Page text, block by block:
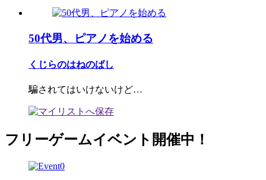
50代男、ピアノを始める
くじらのはねのばし
騙されてはいけないけど…
フリーゲームイベント開催中！